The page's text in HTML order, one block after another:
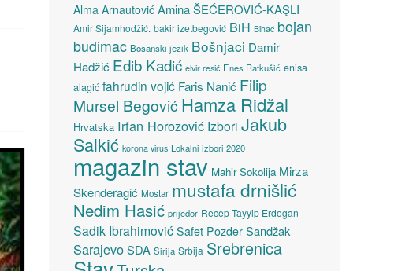
Alma Arnautović Amina ŠEĆEROVIĆ-KAŞLI
Amir Sijamhodžić. bakir izetbegović BiH Bihać bojan
budimac Bosanski jezik Bošnjaci Damir
Hadžić Edib Kadić elvir resić Enes Ratkušić enisa
alagić fahrudin vojić Faris Nanić Filip
Mursel Begović Hamza Ridžal
Hrvatska Irfan Horozović Izbori Jakub
Salkić korona virus Lokalni izbori 2020
magazin stav Mahir Sokolija Mirza
Skenderagić Mostar mustafa drnišlić
Nedim Hasić prijedor Recep Tayyip Erdogan
Sadik Ibrahimović Safet Pozder Sandžak
SarajevoSDA Sirija Srbija Srebrenica